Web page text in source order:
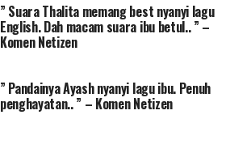
” Suara Thalita memang best nyanyi lagu
English. Dah macam suara ibu betul.. ” –
Komen Netizen
” Pandainya Ayash nyanyi lagu ibu. Penuh
penghayatan.. ” – Komen Netizen